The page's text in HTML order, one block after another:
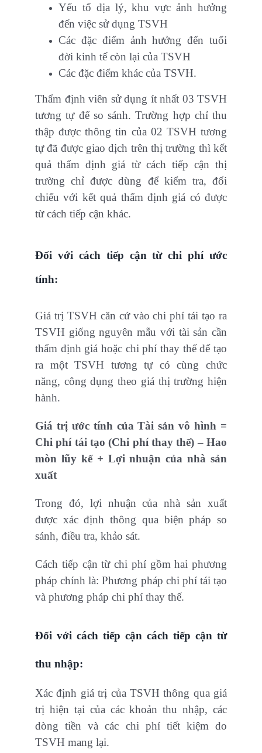
Yếu tố địa lý, khu vực ảnh hưởng
đến việc sử dụng TSVH
Các đặc điểm ảnh hưởng đến tuổi
đời kinh tế còn lại của TSVH
Các đặc điểm khác của TSVH.
Thẩm định viên sử dụng ít nhất 03 TSVH
tương tự để so sánh. Trường hợp chỉ thu
thập được thông tin của 02 TSVH tương
tự đã được giao dịch trên thị trường thì kết
quả thẩm định giá từ cách tiếp cận thị
trường chỉ được dùng để kiểm tra, đối
chiếu với kết quả thẩm định giá có được
từ cách tiếp cận khác.
Đối với cách tiếp cận từ chi phí ước
tính:
Giá trị TSVH căn cứ vào chi phí tái tạo ra
TSVH giống nguyên mẫu với tài sản cần
thẩm định giá hoặc chi phí thay thế để tạo
ra một TSVH tương tự có cùng chức
năng, công dụng theo giá thị trường hiện
hành.
Giá trị ước tính của Tài sản vô hình =
Chi phí tái tạo (Chi phí thay thế) – Hao
mòn lũy kế + Lợi nhuận của nhà sản
xuất
Trong đó, lợi nhuận của nhà sản xuất
được xác định thông qua biện pháp so
sánh, điều tra, khảo sát.
Cách tiếp cận từ chi phí gồm hai phương
pháp chính là: Phương pháp chi phí tái tạo
và phương pháp chi phí thay thế.
Đối với cách tiếp cận cách tiếp cận từ
thu nhập:
Xác định giá trị của TSVH thông qua giá
trị hiện tại của các khoản thu nhập, các
dòng tiền và các chi phí tiết kiệm do
TSVH mang lại.